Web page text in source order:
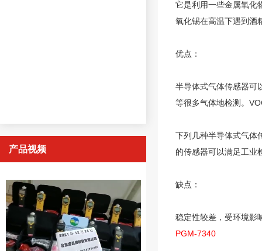
产品视频
它是利用一些金属氧化
氧化锡在高温下遇到酒
优点：
半导体式气体传感器可
等很多气体地检测。
下列几种半导体式气体
的传感器可以满足工业
缺点：
稳定性较差，受环境影
PGM-7340